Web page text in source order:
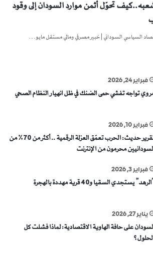
تحوّل أثمن موارد السودان إلى وقود
السياسي السوداني | خبير مصرفي ومالي مستقل مايو…
فبراير 24, 2026
تواجه تفشي حمى الضنك في ظل انهيار النظام الصحي
فبراير 10, 2026
تقرير حديث: الحرب تعمّق العزلة الرقمية .. أكثر من 70% من
محرمون من الإنترنت
فبراير 3, 2026
يستجدي السقيا و40 قرية مهددة بالهجرة
يناير 27, 2026
على حافة الهاوية الاقتصادية: لماذا فشلت كل